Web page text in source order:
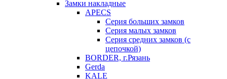
Замки накладные
APECS
Серия больших замков
Серия малых замков
Серия средних замков (с
цепочкой)
BORDER, г.Рязань
Gerda
KALE